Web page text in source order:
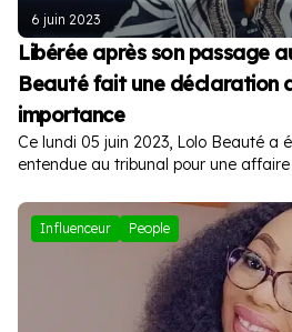
6 juin 2023
Libérée après son passage
Beauté fait une déclaration
importance
Ce lundi 05 juin 2023, Lolo Beauté a
entendue au tribunal pour une affaire
Influenceur People